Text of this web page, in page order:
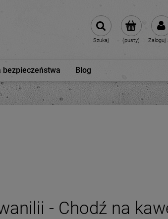
(pusty) Zaloguj
Szukaj
bezpieczeństwa Blog
- Chodź na